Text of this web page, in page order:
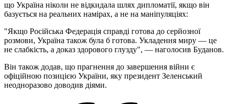
що Україна ніколи не відкидала шлях дипломатії, якщо він
базується на реальних намірах, а не на маніпуляціях:
"Якщо Російська Федерація справді готова до серйозної
розмови, Україна також була б готова. Укладення миру — це
не слабкість, а доказ здорового глузду", — наголосив Буданов.
Він також додав, що прагнення до завершення війни є
офіційною позицією України, яку президент Зеленський
неодноразово доводив діями.